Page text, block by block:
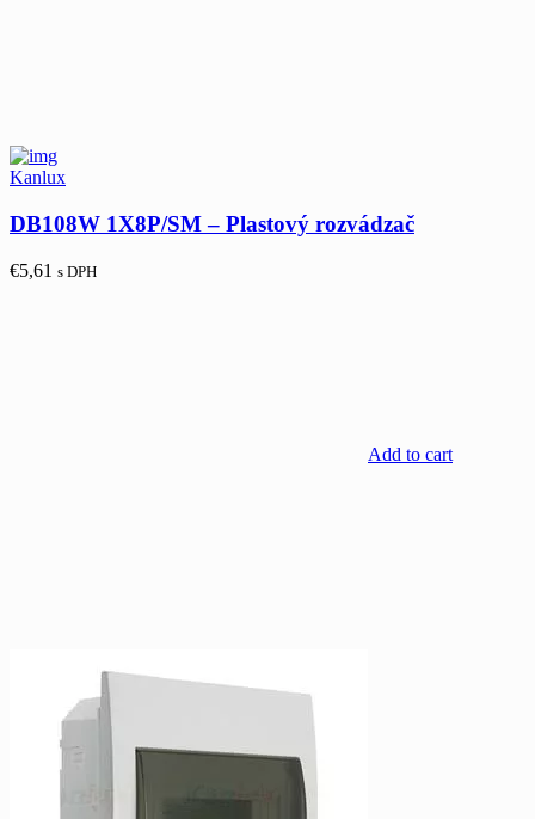
Kanlux
DB108W 1X8P/SM – Plastový rozvádzač
€5,61 s DPH
Add to cart